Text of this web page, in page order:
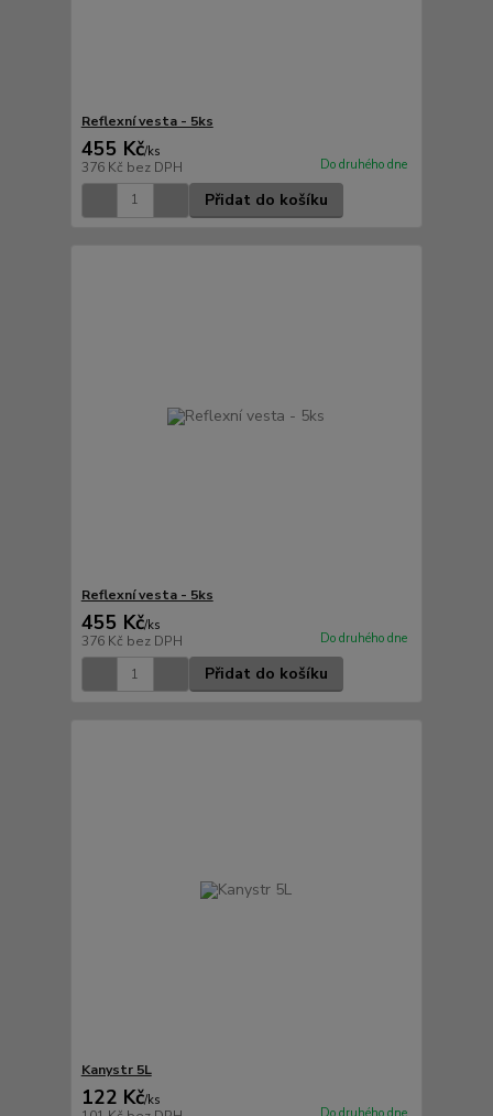
Reflexní vesta - 5ks
455 Kč/ks
376 Kč bez DPH Do druhého dne
Přidat do košíku
Reflexní vesta - 5ks
455 Kč/ks
376 Kč bez DPH Do druhého dne
Přidat do košíku
Kanystr 5L
122 Kč/ks